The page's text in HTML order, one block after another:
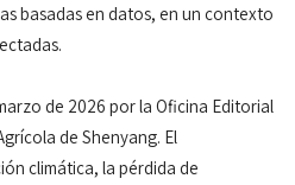
basadas en datos, en un contexto
de 2026 por la Oficina Editorial
de Shenyang. El
climática, la pérdida de